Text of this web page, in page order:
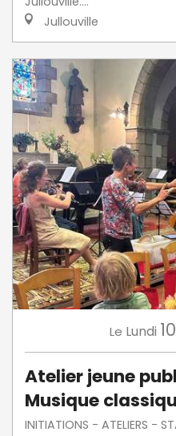
Jullouville
Le Lundi 10
Atelier jeune
Musique
INITIATIONS - ATELIERS -